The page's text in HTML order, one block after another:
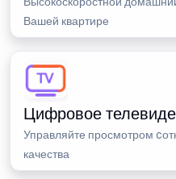
Вашей квартире
Цифровое
Управляйте просмотром
качества